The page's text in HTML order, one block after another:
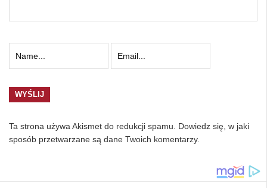
Ta strona używa Akismet do redukcji spamu. Dowiedz się, w jaki
sposób przetwarzane są dane Twoich komentarzy.